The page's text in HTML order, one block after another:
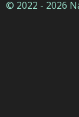
© 2022 - 2026